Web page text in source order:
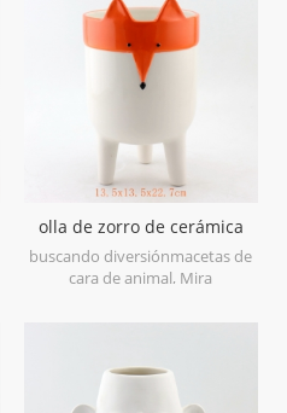
detallejardinera de cerámica
perfecta para pascua o regalo de
todos los días.
olla de zorro de cerámica
olla de zorro con patas
buscando diversiónmacetas de
cara de animal, Mira
caracolecciones.